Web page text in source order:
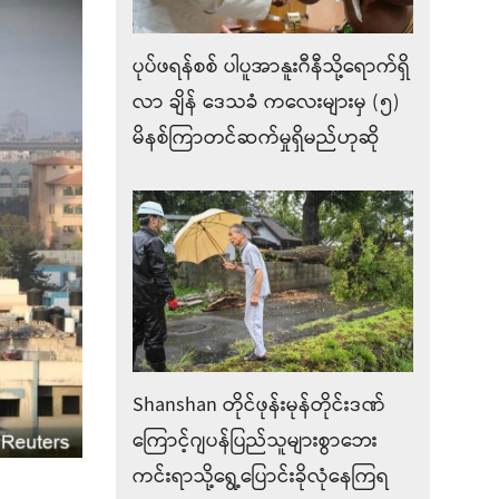
ပုပ်ဖရန်စစ် ပါပူအာနူးဂီနီသို့ရောက်ရှိ
လာ ချိန်‌ ဒေသခံ ကလေးများမှ (၅)
မိနစ်ကြာတင်ဆက်မှုရှိမည်ဟုဆို
Shanshan တိုင်ဖုန်းမုန်တိုင်းဒဏ်
ကြောင့်ဂျပန်ပြည်သူများစွာဘေး
ကင်းရာသို့ရွေ့ပြောင်းခိုလုံနေကြရ